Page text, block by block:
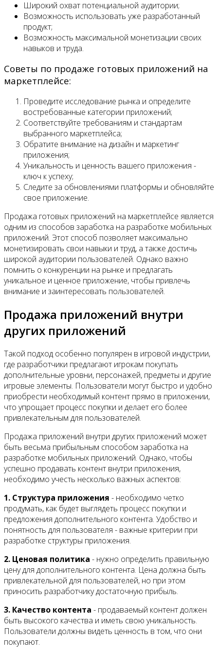
Широкий охват потенциальной аудитории;
Возможность использовать уже разработанный
продукт;
Возможность максимальной монетизации своих
навыков и труда.
Советы по продаже готовых приложений на
маркетплейсе:
Проведите исследование рынка и определите
востребованные категории приложений;
Соответствуйте требованиям и стандартам
выбранного маркетплейса;
Обратите внимание на дизайн и маркетинг
приложения;
Уникальность и ценность вашего приложения -
ключ к успеху;
Следите за обновлениями платформы и обновляйте
свое приложение.
Продажа готовых приложений на маркетплейсе является
одним из способов заработка на разработке мобильных
приложений. Этот способ позволяет максимально
монетизировать свои навыки и труд, а также достичь
широкой аудитории пользователей. Однако важно
помнить о конкуренции на рынке и предлагать
уникальное и ценное приложение, чтобы привлечь
внимание и заинтересовать пользователей.
Продажа приложений внутри
других приложений
Такой подход особенно популярен в игровой индустрии,
где разработчики предлагают игрокам покупать
дополнительные уровни, персонажей, предметы и другие
игровые элементы. Пользователи могут быстро и удобно
приобрести необходимый контент прямо в приложении,
что упрощает процесс покупки и делает его более
привлекательным для пользователей.
Продажа приложений внутри других приложений может
быть весьма прибыльным способом заработка на
разработке мобильных приложений. Однако, чтобы
успешно продавать контент внутри приложения,
необходимо учесть несколько важных аспектов:
1. Структура приложения - необходимо четко
продумать, как будет выглядеть процесс покупки и
предложения дополнительного контента. Удобство и
понятность для пользователя - важные критерии при
разработке структуры приложения.
2. Ценовая политика - нужно определить правильную
цену для дополнительного контента. Цена должна быть
привлекательной для пользователей, но при этом
приносить разработчику достаточную прибыль.
3. Качество контента - продаваемый контент должен
быть высокого качества и иметь свою уникальность.
Пользователи должны видеть ценность в том, что они
покупают.